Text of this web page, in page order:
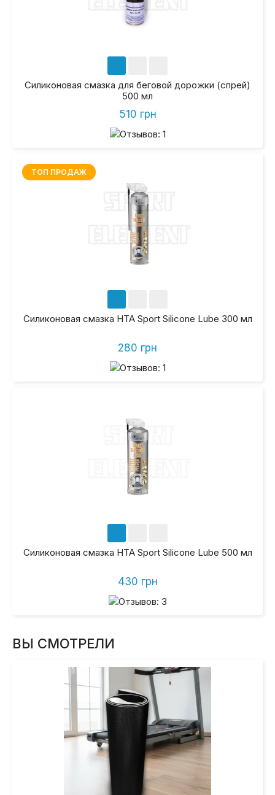
Силиконовая смазка для беговой дорожки (спрей)
500 мл
510 грн
ТОП ПРОДАЖ
Силиконовая смазка HTA Sport Silicone Lube 300 мл
280 грн
Силиконовая смазка HTA Sport Silicone Lube 500 мл
430 грн
ВЫ СМОТРЕЛИ